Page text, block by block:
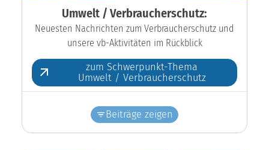
Umwelt / Verbraucherschutz:
Neuesten Nachrichten zum Verbraucherschutz und
unsere vb-Aktivitäten im Rückblick
zum Schwerpunkt-Thema
Umwelt / Verbraucherschutz
Beiträge zeigen